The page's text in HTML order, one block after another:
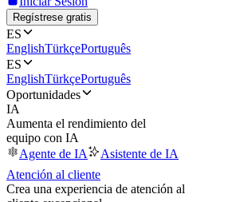
Regístrese gratis
ES
EnglishTürkçePortuguês
ES
EnglishTürkçePortuguês
Oportunidades
IA
Aumenta el rendimiento del
equipo con IA
Agente de IA
Asistente de IA
Atención al cliente
Crea una experiencia de atención al